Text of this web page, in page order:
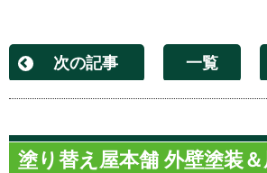
次の記事 一覧
塗り替え屋本舗 外壁塗装